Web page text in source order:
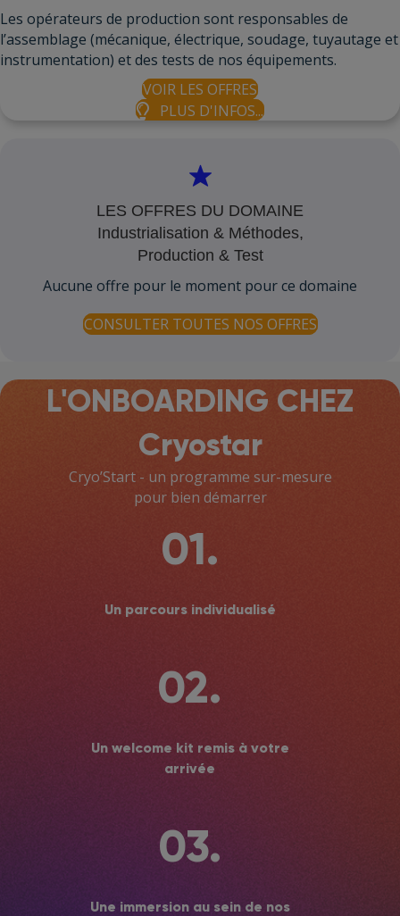
Les opérateurs de production sont responsables de
l’assemblage (mécanique, électrique, soudage, tuyautage et
instrumentation) et des tests de nos équipements.
VOIR LES OFFRES
PLUS D'INFOS...
LES OFFRES DU DOMAINE
Industrialisation & Méthodes,
Production & Test
Aucune offre pour le moment pour ce domaine
CONSULTER TOUTES NOS OFFRES
L'ONBOARDING CHEZ
Cryostar
Cryo’Start - un programme sur-mesure
pour bien démarrer
01.
Un parcours individualisé
02.
Un welcome kit remis à votre
arrivée
03.
Une immersion au sein de nos